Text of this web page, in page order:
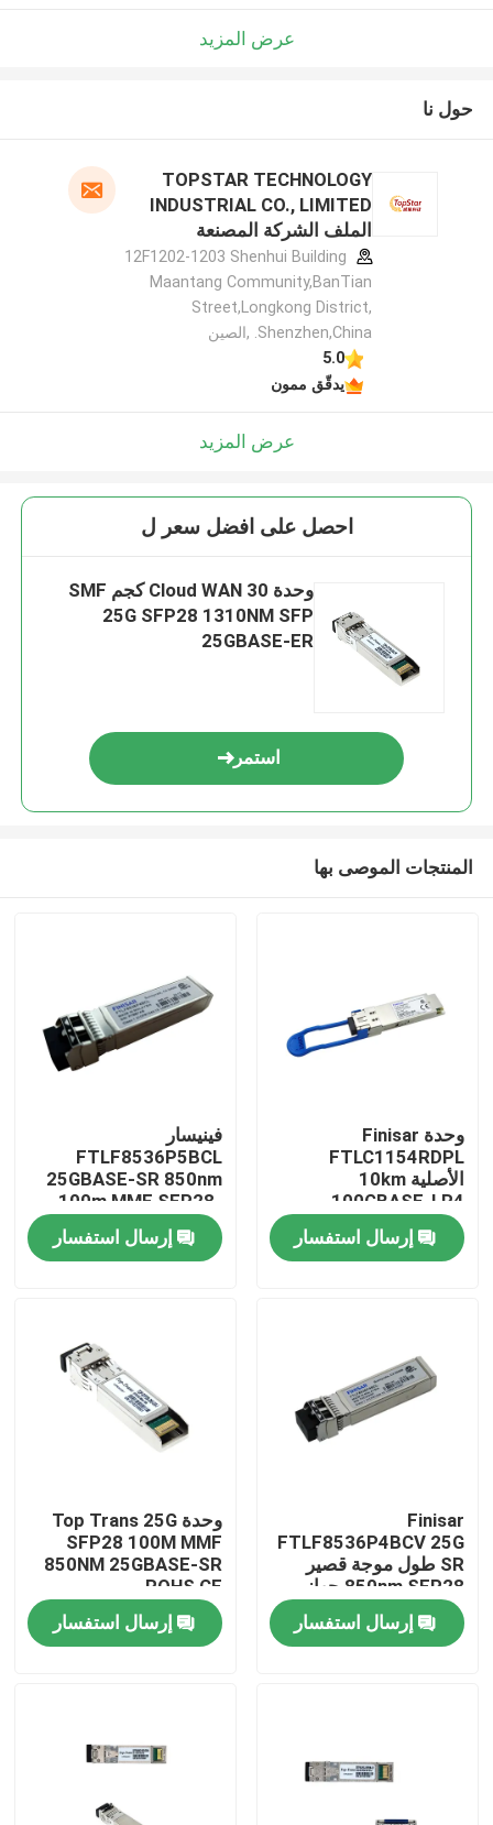
مسكن
منتجات
جولة في المعمل
اتصل بنا
أخبار
عرض المزيد
حول نا
TOPSTAR TECHNOLOGY
INDUSTRIAL CO., LIMITED
الملف الشركة المصنعة
12F1202-1203 Shenhui Building
Maantang Community,BanTian
Street,Longkong District,
Shenzhen,China. ,الصين
5.0
يدقّق ممون
عرض المزيد
احصل على افضل سعر ل
وحدة Cloud WAN 30 كجم SMF
25G SFP28 1310NM SFP
25GBASE-ER
استمر
المنتجات الموصى بها
وحدة Finisar
FTLC1154RDPL
الأصلية 10km
100GBASE-LR4
QSFP28 SMF
Transceiver Optical
إرسال استفسار
فينيسار
FTLF8536P5BCL
25GBASE-SR 850nm
100m MMF SFP28-
25G-SR وحدة المرسل
البصريإرسال استفسار
Finisar
FTLF8536P4BCV 25G
SR طول موجة قصير
850nm SFP28 جهاز
استقبال بصري
إرسال استفسار
وحدة Top Trans 25G
SFP28 100M MMF
850NM 25GBASE-SR
ROHS CE
إرسال استفسار